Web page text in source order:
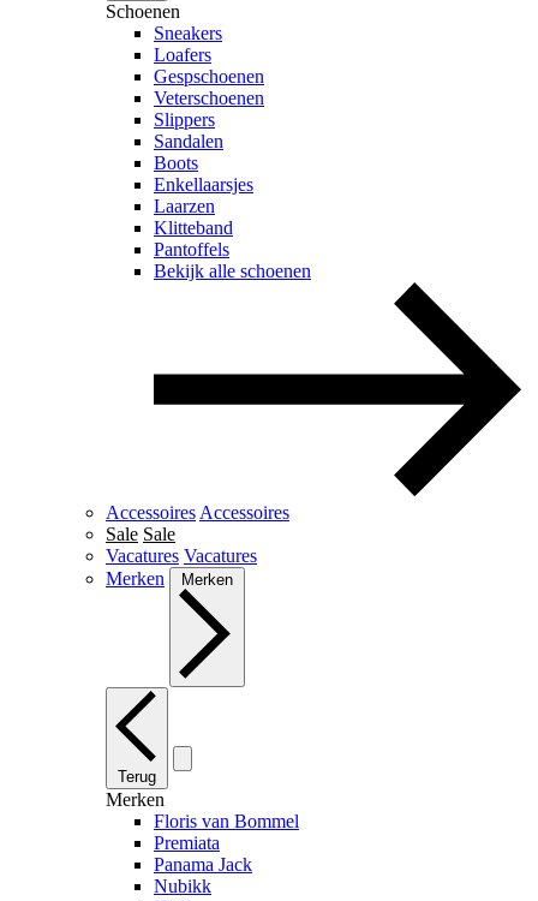
Schoenen
Sneakers
Loafers
Gespschoenen
Veterschoenen
Slippers
Sandalen
Boots
Enkellaarsjes
Laarzen
Klitteband
Pantoffels
Bekijk alle schoenen
Accessoires Accessoires
Sale Sale
Vacatures Vacatures
Merken
Merken
Terug
Merken
Floris van Bommel
Premiata
Panama Jack
Nubikk